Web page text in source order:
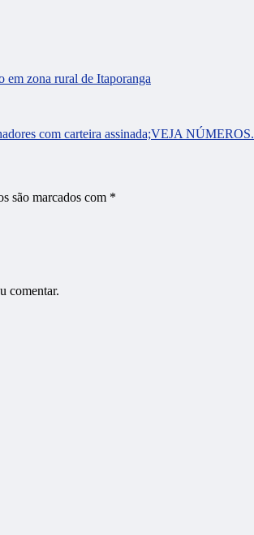
em zona rural de Itaporanga
com carteira assinada;VEJA NÚMEROS.
são marcados com *
comentar.